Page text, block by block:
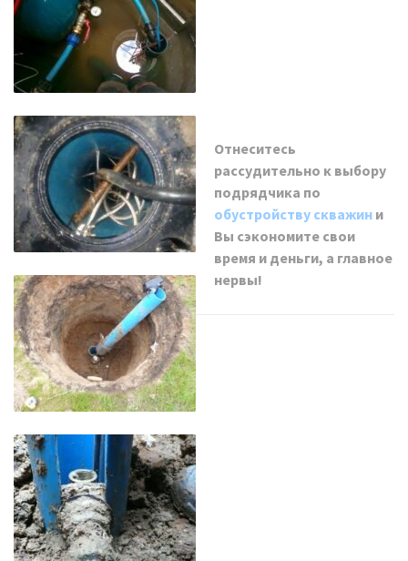
Отнеситесь
рассудительно к выбору
подрядчика по
обустройству скважин и
Вы сэкономите свои
время и деньги, а главное
нервы!